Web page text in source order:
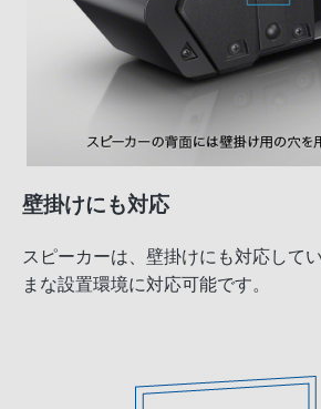
壁掛けにも対応
スピーカーは、壁掛けにも対応して
まな設置環境に対応可能です。